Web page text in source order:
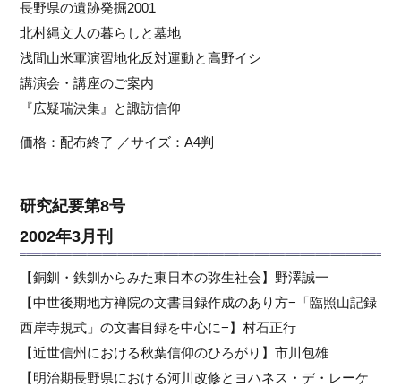
長野県の遺跡発掘2001
北村縄文人の暮らしと墓地
浅間山米軍演習地化反対運動と高野イシ
講演会・講座のご案内
『広疑瑞決集』と諏訪信仰
価格：配布終了 ／サイズ：A4判
研究紀要第8号
2002年3月刊
【銅釧・鉄釧からみた東日本の弥生社会】野澤誠一
【中世後期地方禅院の文書目録作成のあり方−「臨照山記録
西岸寺規式」の文書目録を中心に−】村石正行
【近世信州における秋葉信仰のひろがり】市川包雄
【明治期長野県における河川改修とヨハネス・デ・レーケ